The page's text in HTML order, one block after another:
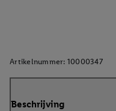
Artikelnummer: 10000347
Beschrijving